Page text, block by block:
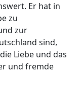
Er hat in
zu
zur
sind,
Liebe und das
und fremde